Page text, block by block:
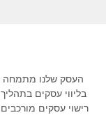
העסק שלנו מתמחה
בליווי עסקים בתהליך
רישוי עסקים